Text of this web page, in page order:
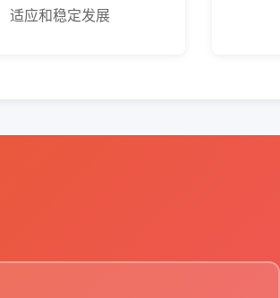
适应和稳定发展